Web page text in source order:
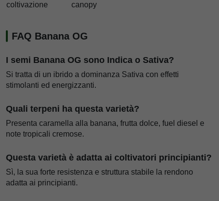
coltivazione
canopy
FAQ Banana OG
I semi Banana OG sono Indica o Sativa?
Si tratta di un ibrido a dominanza Sativa con effetti
stimolanti ed energizzanti.
Quali terpeni ha questa varietà?
Presenta caramella alla banana, frutta dolce, fuel diesel e
note tropicali cremose.
Questa varietà è adatta ai coltivatori principianti?
Sì, la sua forte resistenza e struttura stabile la rendono
adatta ai principianti.